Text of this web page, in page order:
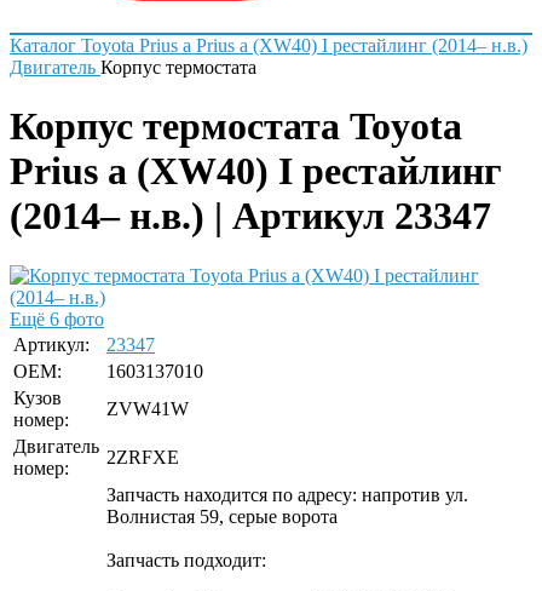
Каталог Toyota Prius a Prius a (XW40) I рестайлинг (2014– н.в.)
Двигатель Корпус термостата
Корпус термостата Toyota
Prius a (XW40) I рестайлинг
(2014– н.в.) | Артикул 23347
Ещё 6 фото
Артикул:
23347
OEM:
1603137010
Кузов
номер:
ZVW41W
Двигатель
номер:
2ZRFXE
Запчасть находится по адресу: напротив ул.
Волнистая 59, серые ворота
Запчасть подходит: